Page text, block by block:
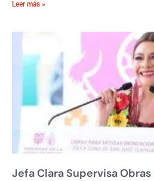
Leer más »
Jefa Clara Supervisa